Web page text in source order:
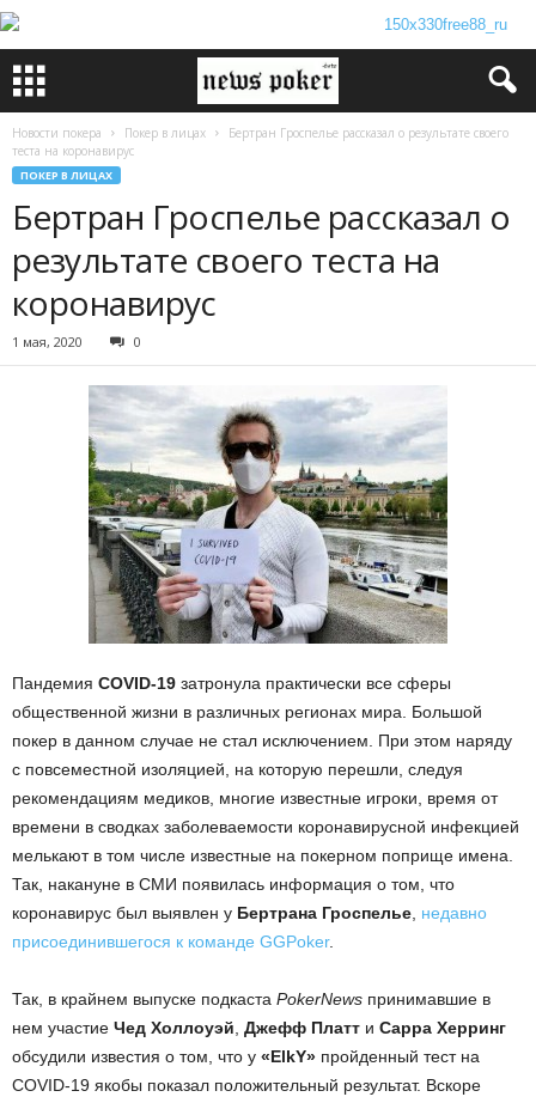
Новости покера Покер в лицах
Бертран Гроспелье рассказал о результате своего
теста на коронавирус
ПОКЕР В ЛИЦАХ
Бертран Гроспелье рассказал о
результате своего теста на
коронавирус
1 мая, 2020 0
Пандемия COVID-19 затронула практически все сферы
общественной жизни в различных регионах мира. Большой
покер в данном случае не стал исключением. При этом наряду
с повсеместной изоляцией, на которую перешли, следуя
рекомендациям медиков, многие известные игроки, время от
времени в сводках заболеваемости коронавирусной инфекцией
мелькают в том числе известные на покерном поприще имена.
Так, накануне в СМИ появилась информация о том, что
коронавирус был выявлен у Бертрана Гроспелье недавно
присоединившегося к команде GGPoker.
Так, в крайнем выпуске подкаста PokerNews принимавшие в
нем участие Чед Холлоуэй Джефф Платт и Сарра Херринг
обсудили известия о том, что у «ElkY» пройденный тест на
COVID-19 якобы показал положительный результат. Вскоре